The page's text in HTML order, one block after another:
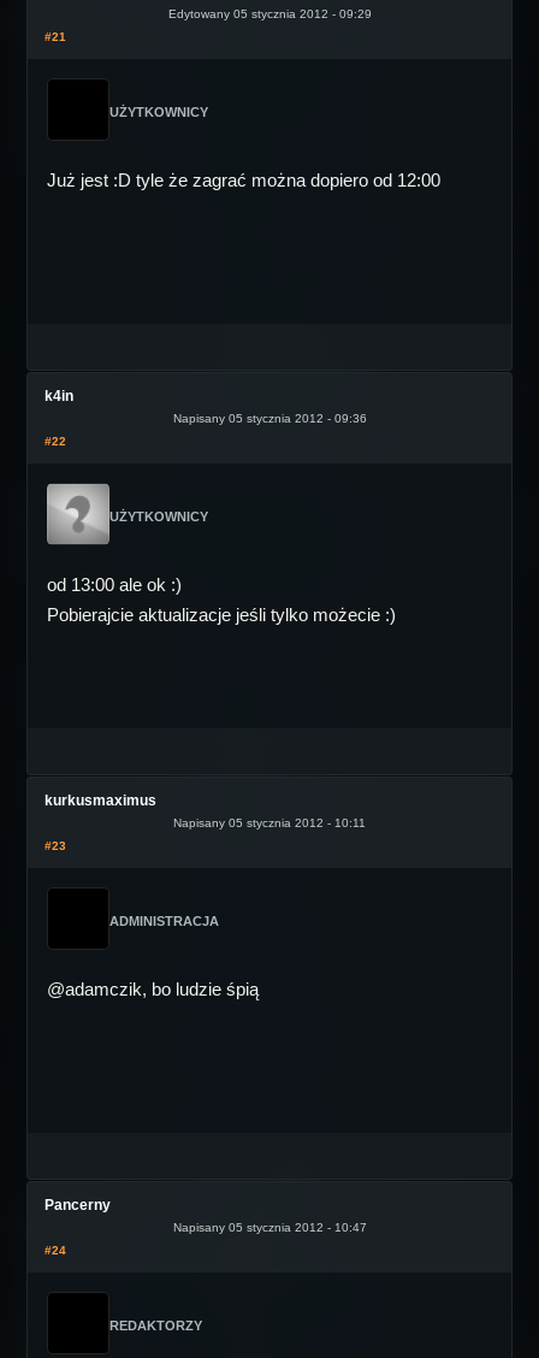
Edytowany 05 stycznia 2012 - 09:29
#21
UŻYTKOWNICY
Już jest :D tyle że zagrać można dopiero od 12:00
k4in
Napisany 05 stycznia 2012 - 09:36
#22
UŻYTKOWNICY
od 13:00 ale ok :)
Pobierajcie aktualizacje jeśli tylko możecie :)
kurkusmaximus
Napisany 05 stycznia 2012 - 10:11
#23
ADMINISTRACJA
@adamczik, bo ludzie śpią
Pancerny
Napisany 05 stycznia 2012 - 10:47
#24
REDAKTORZY